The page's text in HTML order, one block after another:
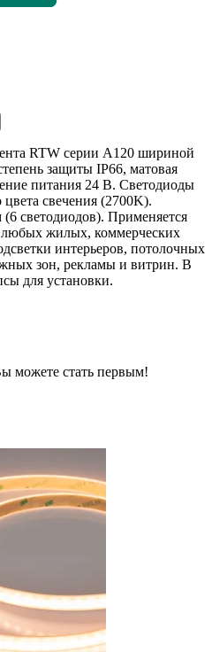
RTW серии A120 шириной
защиты IP66, матовая
питания 24 В. Светодиоды
свечения (2700K).
светодиодов). Применяется
любых жилых, коммерческих
интерьеров, потолочных
зон, рекламы и витрин. В
для установки.
можете стать первым!